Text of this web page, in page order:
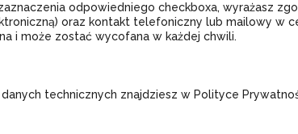
odpowiedniego checkboxa, wyrażasz
oraz kontakt telefoniczny lub mailowy w
i może zostać wycofana w każdej chwili.
technicznych znajdziesz w Polityce